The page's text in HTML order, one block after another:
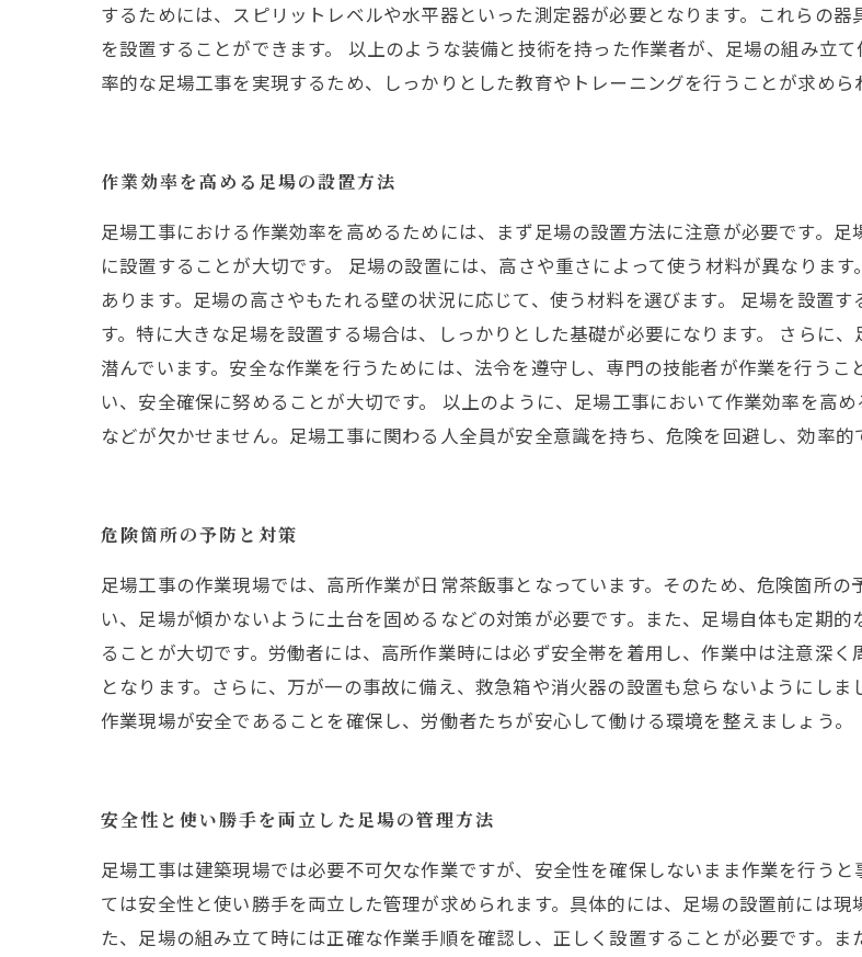
するためには、スピリットレベルや水平器といった測定器が必要となります。これらの
を設置することができます。 以上のような装備と技術を持った作業者が、足場の組み立
率的な足場工事を実現するため、しっかりとした教育やトレーニングを行うことが求めら
作業効率を高める足場の設置方法
足場工事における作業効率を高めるためには、まず足場の設置方法に注意が必要です。
に設置することが大切です。 足場の設置には、高さや重さによって使う材料が異なりま
あります。足場の高さやもたれる壁の状況に応じて、使う材料を選びます。 足場を設置
す。特に大きな足場を設置する場合は、しっかりとした基礎が必要になります。 さらに
潜んでいます。安全な作業を行うためには、法令を遵守し、専門の技能者が作業を行う
い、安全確保に努めることが大切です。 以上のように、足場工事において作業効率を高
などが欠かせません。足場工事に関わる人全員が安全意識を持ち、危険を回避し、効率的
危険箇所の予防と対策
足場工事の作業現場では、高所作業が日常茶飯事となっています。そのため、危険箇所
い、足場が傾かないように土台を固めるなどの対策が必要です。また、足場自体も定期
ることが大切です。労働者には、高所作業時には必ず安全帯を着用し、作業中は注意深
となります。さらに、万が一の事故に備え、救急箱や消火器の設置も怠らないようにし
作業現場が安全であることを確保し、労働者たちが安心して働ける環境を整えましょう。
安全性と使い勝手を両立した足場の管理方法
足場工事は建築現場では必要不可欠な作業ですが、安全性を確保しないまま作業を行う
ては安全性と使い勝手を両立した管理が求められます。具体的には、足場の設置前には
た、足場の組み立て時には正確な作業手順を確認し、正しく設置することが必要です。